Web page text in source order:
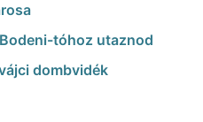
tóhoz utaznod
dombvidék